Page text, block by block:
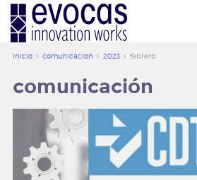
más informaciónmailbox@evocas.com
inicio
servicios
inicio comunicacion 2023 febrero
comunicación